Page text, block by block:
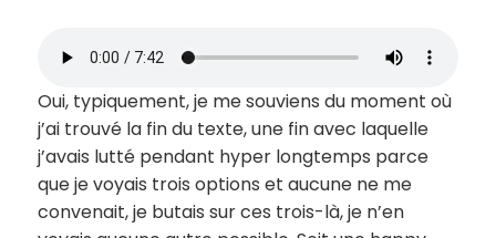
Oui, typiquement, je me souviens du moment où
j’ai trouvé la fin du texte, une fin avec laquelle
j’avais lutté pendant hyper longtemps parce
que je voyais trois options et aucune ne me
convenait, je butais sur ces trois-là, je n’en